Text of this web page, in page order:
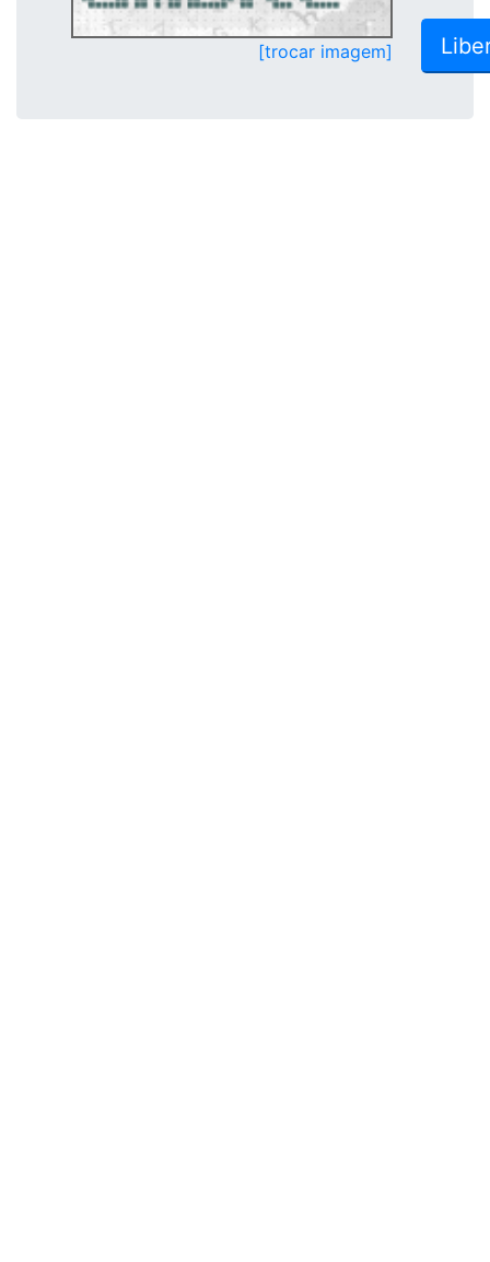
[trocar imagem]